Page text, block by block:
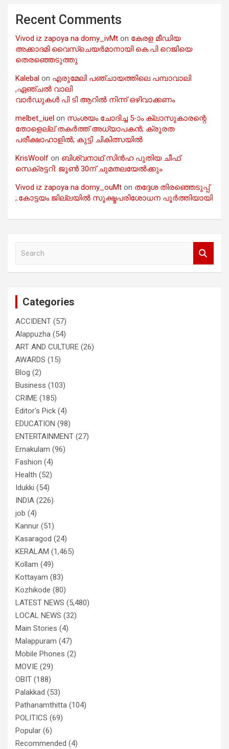
Recent Comments
Vivod iz zapoya na domy_ivMt on കേരള മീഡിയ
അക്കാദമി വൈസ്ചെയർമാനായി കെ.പി റെജിയെ
തെരഞ്ഞെടുത്തു
Kalebal on എരുമേലി പഞ്ചായത്തിലെ പമ്പാവാലി
,ഏഞ്ചൽ വാലി
വാർഡുകൾ പി ടി ആറിൽ നിന്ന് ഒഴിവാക്കണം
melbet_iuel on സംശയം ചോദിച്ച 5-ാം ക്ലാസുകാരന്റെ
തോളെല്ല് തകർത്ത് അധ്യാപകൻ; ക്രൂരത
പരീക്ഷാഹാളിൽ; കുട്ടി ചികിത്സയിൽ
KrisWoolf on ബിശ്വനാഥ് സിൻഹ പുതിയ ചീഫ്
സെക്രട്ടറി: ജൂൺ 30ന് ചുമതലയേൽക്കും
Vivod iz zapoya na domy_ouMt on തദ്ദേശ തിരഞ്ഞെടുപ്പ്
;.കോട്ടയം ജില്ലയിൽ സൂക്ഷ്മപരിശോധന പൂർത്തിയായി
Categories
ACCIDENT (57)
Alappuzha (54)
ART AND CULTURE (26)
AWARDS (15)
Blog (2)
Business (103)
CRIME (185)
Editor's Pick (4)
EDUCATION (98)
ENTERTAINMENT (27)
Ernakulam (96)
Fashion (4)
Health (52)
Idukki (54)
INDIA (226)
job (4)
Kannur (51)
Kasaragod (24)
KERALAM (1,465)
Kollam (49)
Kottayam (83)
Kozhikode (80)
LATEST NEWS (5,480)
LOCAL NEWS (32)
Main Stories (4)
Malappuram (47)
Mobile Phones (2)
MOVIE (29)
OBIT (188)
Palakkad (53)
Pathanamthitta (104)
POLITICS (69)
Popular (6)
Recommended (4)